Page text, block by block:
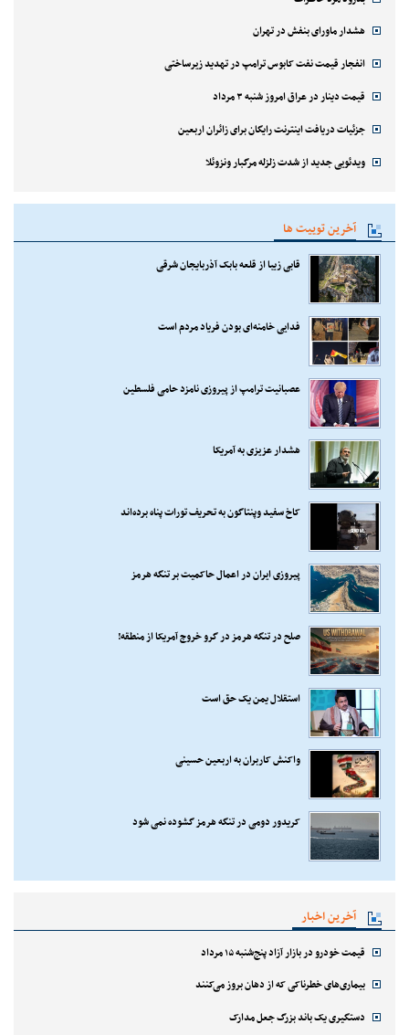
هشدار ماورای بنفش در تهران
انفجار قیمت نفت کابوس ترامپ در تهدید زیرساختی
قیمت دینار در عراق امروز شنبه ۳ مرداد
جزئیات دریافت اینترنت رایگان برای زائران اربعین
ویدئویی جدید از شدت زلزله مرگبار ونزوئلا
آخرین توییت ها
قابی زیبا از قلعه بابک آذربایجان شرقی
فدایی خامنه‌ای بودن فریاد مردم است
عصبانیت ترامپ از پیروزی نامزد حامی فلسطین
هشدار عزیزی به آمریکا
کاخ سفید وپنتاگون به تحریف تورات پناه برده‌اند
پیروزی ایران در اعمال حاکمیت بر تنگه هرمز
صلح در تنگه هرمز در گرو خروج آمریکا از منطقه!
استقلال یمن یک حق است
واکنش کاربران به اربعین حسینی
کریدور دومی در تنگه هرمز گشوده نمی شود
آخرین اخبار
قیمت خودرو در بازار آزاد پنج‌شنبه ۱۵ مرداد
بیماری‌های خطرناکی که از دهان بروز می‌کنند
دستگیری یک باند بزرگ جعل مدارک